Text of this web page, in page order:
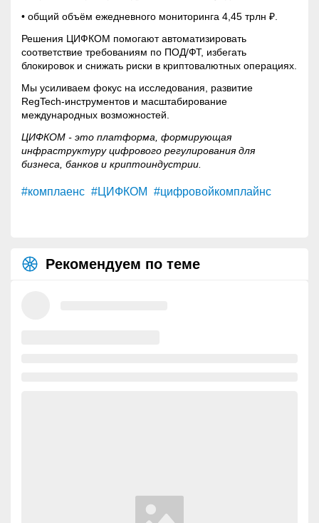
• общий объём ежедневного мониторинга 4,45 трлн ₽.
Решения ЦИФКОМ помогают автоматизировать
соответствие требованиям по ПОД/ФТ, избегать
блокировок и снижать риски в криптовалютных операциях.
Мы усиливаем фокус на исследования, развитие
RegTech-инструментов и масштабирование
международных возможностей.
ЦИФКОМ - это платформа, формирующая
инфраструктуру цифрового регулирования для
бизнеса, банков и криптоиндустрии.
#комплаенс #ЦИФКОМ #цифровойкомплайнс
Рекомендуем по теме